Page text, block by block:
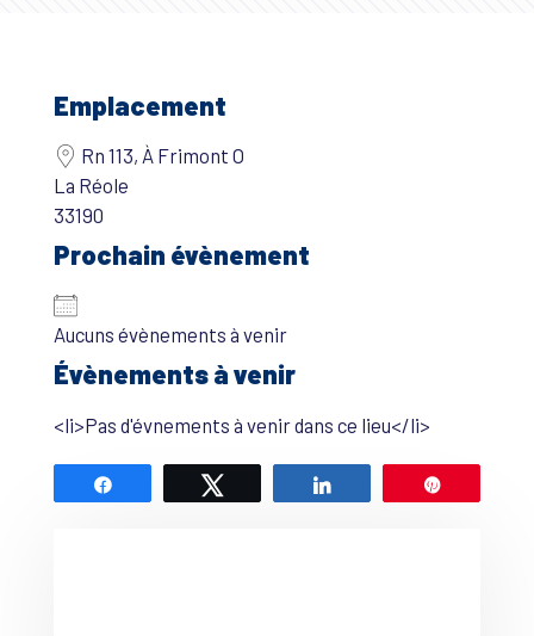
Emplacement
Rn 113, À Frimont O
La Réole
33190
Prochain évènement
Aucuns évènements à venir
Évènements à venir
<li>Pas d'évnements à venir dans ce lieu</li>